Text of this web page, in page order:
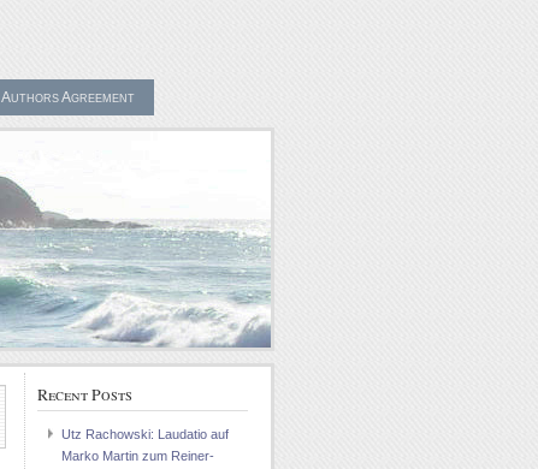
Authors Agreement
Recent Posts
Utz Rachowski: Laudatio auf
Marko Martin zum Reiner-